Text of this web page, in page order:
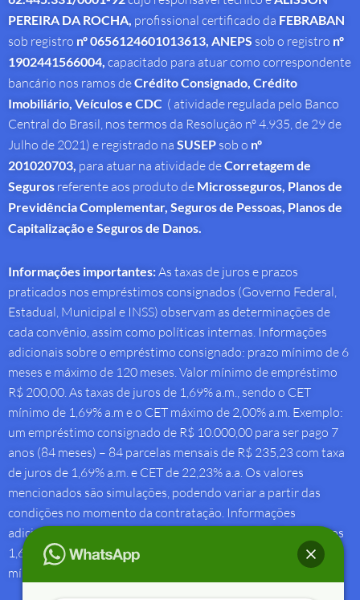
PEREIRA DA ROCHA profissional certificado da FEBRABAN
sob registro nº 0656124601013613, ANEPS sob o registro nº
1902441566004, capacitado para atuar como correspondente
bancário nos ramos deCrédito Consignado, Crédito
Imobiliário, Veículos e CDC ( atividade regulada pelo Banco
Central do Brasil, nos termos da Resolução nº 4.935, de 29 de
Julho de 2021) e registrado na SUSEP sob o nº
201020703, para atuar na atividade deCorretagem de
Seguros referente aos produto de Microsseguros, Planos de
Previdência Complementar, Seguros de Pessoas, Planos de
Capitalização e Seguros de Danos.
Informações importantes:As taxas de juros e prazos
praticados nos empréstimos consignados (Governo Federal,
Estadual, Municipal e INSS) observam as determinações de
cada convênio, assim como políticas internas. Informações
adicionais sobre o empréstimo consignado: prazo mínimo de 6
meses e máximo de 120 meses. Valor mínimo de empréstimo
R$ 200,00. As taxas de juros de 1,69% a.m., sendo o CET
mínimo de 1,69% a.m e o CET máximo de 2,00% a.m. Exemplo:
um empréstimo consignado de R$ 10.000,00 para ser pago 7
anos (84 meses) – 84 parcelas mensais de R$ 235,23 com taxa
de juros de 1,69% a.m. e CET de 22,23% a.a. Os valores
mencionados são simulações, podendo variar a partir das
condições no momento da contratação. Informações
adicionais sobre antecipação saque-aniversário: Taxa de juros
1,69% a.m e Custo Efetivo Total máximo de 1,92% a.m. e
mínimo de 1,88% a.m.